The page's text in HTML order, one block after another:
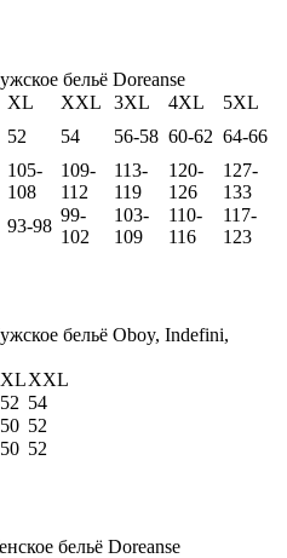
XL XXL 3XL 4XL
5XL
52 54 56-58 60-62 64-66
105-
108
109-
112
113-
119
120-
126
127-
133
93-98
99-
102
103-
109
110-
116
117-
123
XLXXL
52 54
50 52
50 52